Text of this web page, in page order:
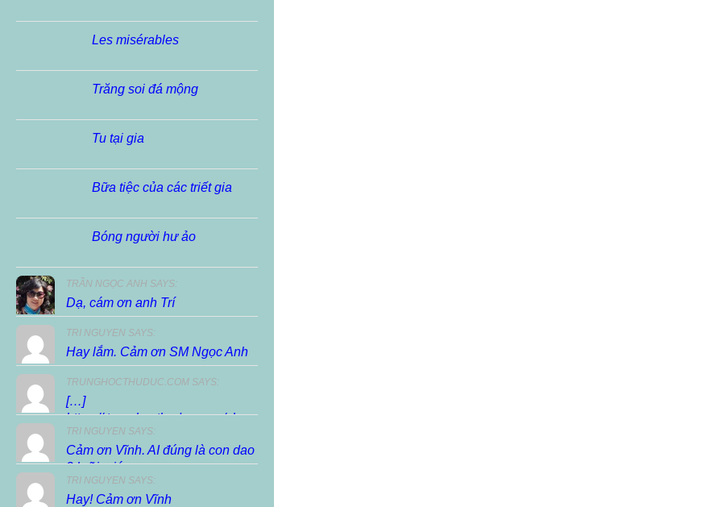
Les misérables
Trăng soi đá mộng
Tu tại gia
Bữa tiệc của các triết gia
Bóng người hư ảo
TRẦN NGỌC ANH SAYS:
Dạ, cám ơn anh Trí
TRI NGUYEN SAYS:
Hay lắm. Cảm ơn SM Ngọc Anh
TRUNGHOCTHUDUC.COM SAYS:
[…]
https://.trunghocthuduc.com/chuc-
xuan-dien-dan/ […]
TRI NGUYEN SAYS:
Cảm ơn Vĩnh. AI đúng là con dao
2 lưỡi, giúp...
TRI NGUYEN SAYS:
Hay! Cảm ơn Vĩnh